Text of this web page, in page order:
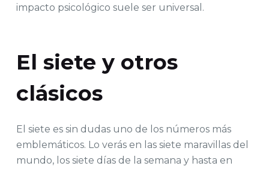
impacto psicológico suele ser universal.
El siete y otros
clásicos
El siete es sin dudas uno de los números más
emblemáticos. Lo verás en las siete maravillas del
mundo, los siete días de la semana y hasta en